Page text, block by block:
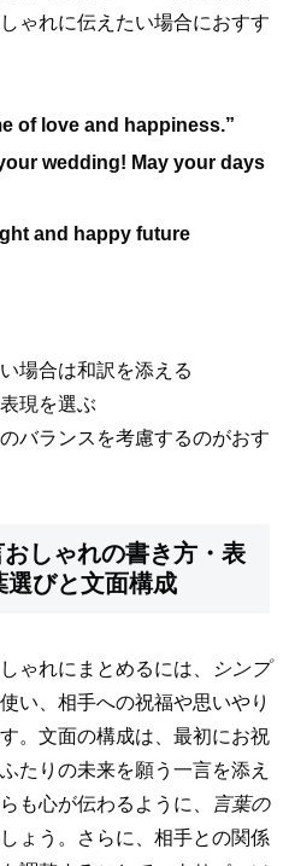
ゃれに伝えたい場合におすす
of love and happiness.”
wedding! May your days
and happy future
場合は和訳を添える
現を選ぶ
バランスを考慮するのがおす
しゃれの書き方・表
びと文面構成
ゃれにまとめるには、
シンプ
い、相手への祝福や思いやり
。文面の構成は、最初にお祝
たりの未来を願う一言を添え
も心が伝わるように、
言葉の
ょう。さらに、相手との関係